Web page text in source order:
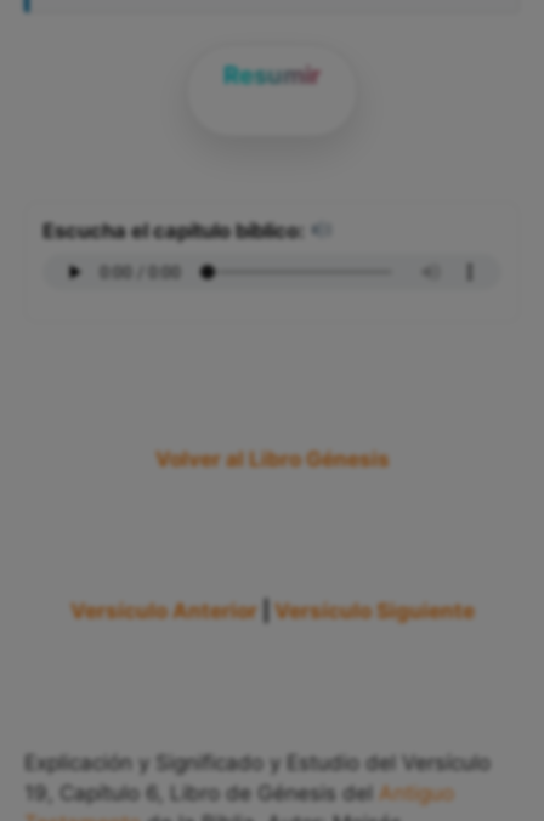
Resumir
Escucha el capítulo bíblico:
Volver al Libro Génesis
Versículo Anterior Versículo Siguiente
Explicación y Significado y Estudio del Versículo
19, Capítulo 6, Libro de Génesis del Antiguo